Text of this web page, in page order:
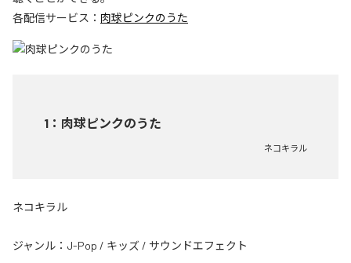
各配信サービス： 肉球ピンクのうた
1 ： 肉球ピンクのうた
ネコキラル
ネコキラル
ジャンル： J-Pop / キッズ / サウンドエフェクト